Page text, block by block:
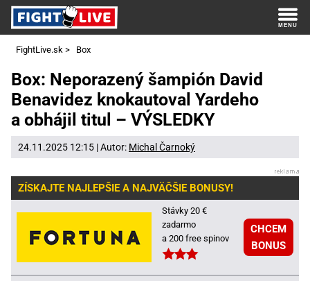
FightLive.sk > Box
Box: Neporazený šampión David
Benavidez knokautoval Yardeho
a obhájil titul – VÝSLEDKY
24.11.2025 12:15 | Autor: Michal Čarnoký
ZÍSKAJTE NAJLEPŠIE A NAJVÄČŠIE BONUSY!
Stávky 20 €
zadarmo
a 200 free spinov
CHCEM
BONUS